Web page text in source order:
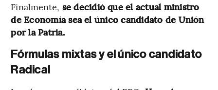
Finalmente, se decidió que el actual ministro
de Economía sea el único candidato de Unión
por la Patria.
Fórmulas mixtas y el único candidato
Radical